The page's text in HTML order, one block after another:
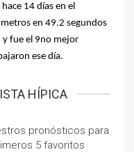
14 días en el
en 49.2 segundos
y fue el 9no mejor
ese día.
HÍPICA
pronósticos para
5 favoritos